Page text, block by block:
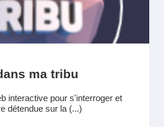
ma tribu
interactive pour s'interroger et
détendue sur la (...)